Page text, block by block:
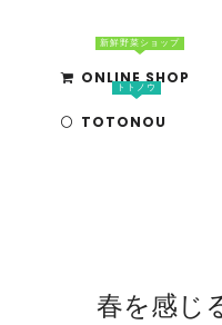
ONLINE SHOP
新鮮野菜ショップ
TOTONOU
トトノウ
春を感じ